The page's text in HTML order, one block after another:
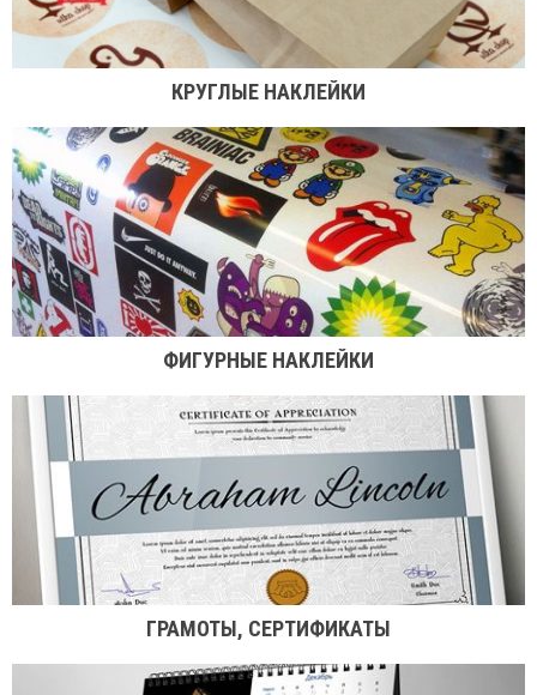
КРУГЛЫЕ НАКЛЕЙКИ
ФИГУРНЫЕ НАКЛЕЙКИ
ГРАМОТЫ, СЕРТИФИКАТЫ